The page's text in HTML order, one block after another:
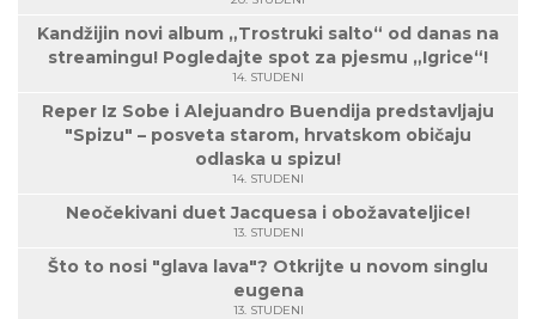
Kandžijin novi album „Trostruki salto“ od danas na
streamingu! Pogledajte spot za pjesmu „Igrice“!
14. STUDENI
Reper Iz Sobe i Alejuandro Buendija predstavljaju
"Spizu" – posveta starom, hrvatskom običaju
odlaska u spizu!
14. STUDENI
Neočekivani duet Jacquesa i obožavateljice!
13. STUDENI
Što to nosi "glava lava"? Otkrijte u novom singlu
eugena
13. STUDENI